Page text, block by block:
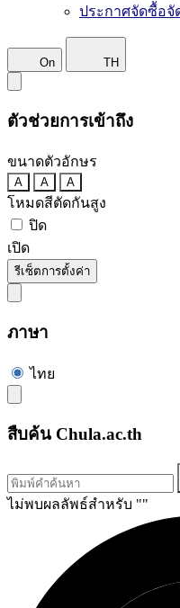
ประกาศจัดซื้อจั
On TH
ตัวช่วยการเข้าถึง
ขนาดตัวอักษร
A A A
โหมดสีตัดกันสูง
ปิด
เปิด
รีเซ็ตการตั้งค่า
ภาษา
ไทย
สืบค้น Chula.ac.th
ไม่พบผลลัพธ์สำหรับ ""